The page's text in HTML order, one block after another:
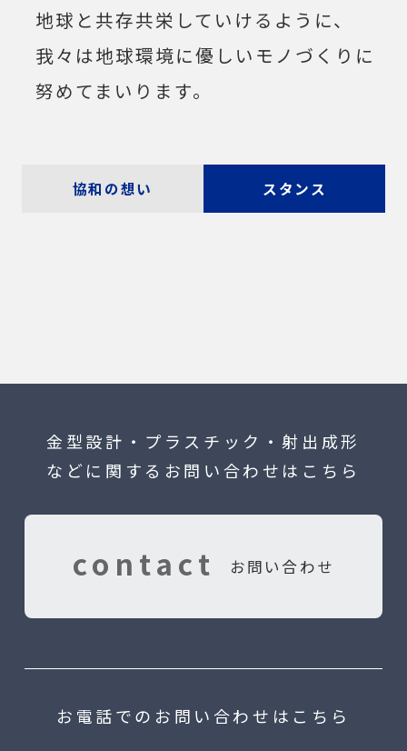
地球と共存共栄していけるように、
我々は地球環境に優しいモノづくりに
努めてまいります。
協和の想い スタンス
金型設計・プラスチック・射出成形
などに関するお問い合わせはこちら
contact お問い合わせ
お電話でのお問い合わせはこちら